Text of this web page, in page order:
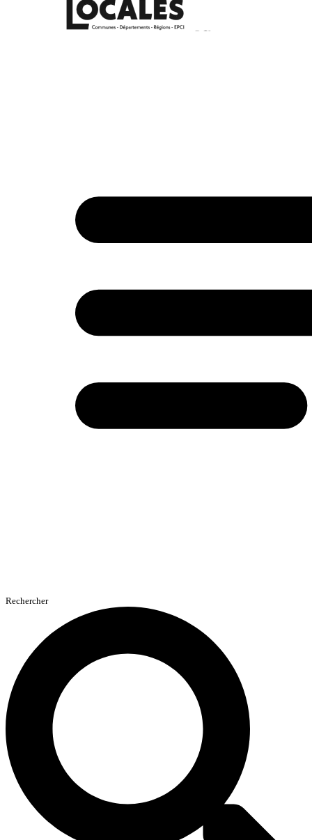
Rechercher